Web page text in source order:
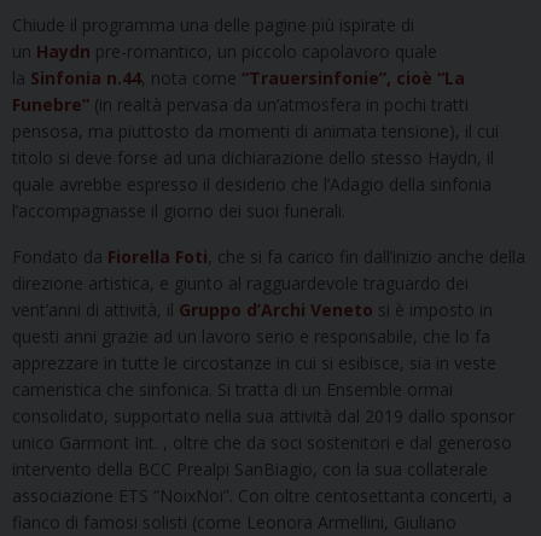
Chiude il programma una delle pagine più ispirate di
un Haydn pre-romantico, un piccolo capolavoro quale
la Sinfonia n.44, nota come “Trauersinfonie”, cioè “La
Funebre” (in realtà pervasa da un’atmosfera in pochi tratti
pensosa, ma piuttosto da momenti di animata tensione), il cui
titolo si deve forse ad una dichiarazione dello stesso Haydn, il
quale avrebbe espresso il desiderio che l’Adagio della sinfonia
l’accompagnasse il giorno dei suoi funerali.
Fondato da Fiorella Foti, che si fa carico fin dall’inizio anche della
direzione artistica, e giunto al ragguardevole traguardo dei
vent’anni di attività, il Gruppo d’Archi Veneto si è imposto in
questi anni grazie ad un lavoro serio e responsabile, che lo fa
apprezzare in tutte le circostanze in cui si esibisce, sia in veste
cameristica che sinfonica. Si tratta di un Ensemble ormai
consolidato, supportato nella sua attività dal 2019 dallo sponsor
unico Garmont Int. , oltre che da soci sostenitori e dal generoso
intervento della BCC Prealpi SanBiagio, con la sua collaterale
associazione ETS “NoixNoi”. Con oltre centosettanta concerti, a
fianco di famosi solisti (come Leonora Armellini, Giuliano